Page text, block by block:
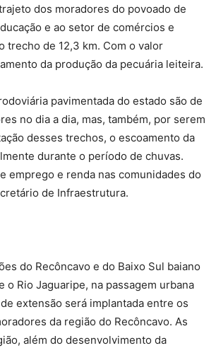
dos moradores do povoado de
e ao setor de comércios e
trecho de 12,3 km. Com o valor
da produção da pecuária leiteira.
pavimentada do estado são de
no dia a dia, mas, também, por serem
desses trechos, o escoamento da
durante o período de chuvas.
emprego e renda nas comunidades do
de Infraestrutura.
do Recôncavo e do Baixo Sul baiano
Rio Jaguaripe, na passagem urbana
extensão será implantada entre os
da região do Recôncavo. As
além do desenvolvimento da